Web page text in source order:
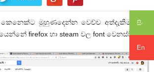
සිං
En
මූහුණදෙන්න වෙච්ච අත්දැකීමක්.මේ
firefox හා steam වල font වෙනස්වීමක්.